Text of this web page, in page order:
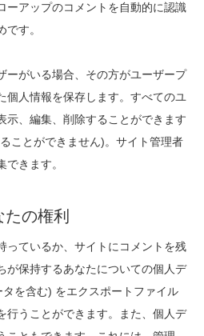
ーアップのコメントを自動的に認識
す。
ーがいる場合、その方がユーザープ
個人情報を保存します。すべてのユ
示、編集、削除することができます
ことができません)。サイト管理者
きます。
の権利
っているか、サイトにコメントを残
が保持するあなたについての個人デ
を含む) をエクスポートファイル
行うことができます。また、個人デ